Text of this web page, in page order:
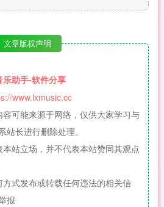
文章版权声明
乐助手-软件分享
www.lxmusic.cc
可能来源于网络，仅供大家学习与
站长进行删除处理。
站立场，并不代表本站赞同其观点
式发布或转载任何违法的相关信
报